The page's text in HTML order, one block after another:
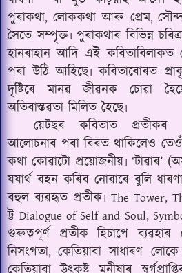
পুৰাকথা, লোককথা আৰু প্ৰেম,
সৈতে সম্পৃক্ত৷ পুৰাকথাৰ বিভিন্ন
হানৰাহান আদি এই
পৰা উঠি আহিছে৷ কবিতাবোৰত
দৃষ্টিৰে মানৱ জীৱনক চোৱা
অতিবাস্তৱতা মিলিত হৈছে৷
য়েটছৰ কবিতাত প্ৰতীকৰ
আলোচনাৰ পৰা বিৰত থাকিলেও
কথা কোৱাটো প্ৰয়োজনীয়৷ ‘টাৱাৰ’
যযাৰ্থ বহন কৰিব নোৱাৰে বুলি
বহুল ব্যৱহৃত প্ৰতীক৷ The Tower,
ট্টDialogue of Self and Soul,
গুৰুত্বপূৰ্ণ প্ৰতীক হিচাপে ব্যৱহাৰ
নিসংগতা,কেতিয়াবা সাধাৰণ